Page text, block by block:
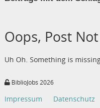
Oops, Post
Uh Oh. Something is
BiblioJobs 2026
Impressum Datenschutz